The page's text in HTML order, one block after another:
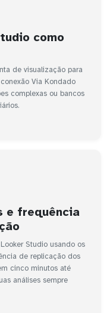
como
de visualização para
Via Kondado
complexas ou bancos
e frequência
Studio usando os
de replicação dos
cinco minutos até
análises sempre